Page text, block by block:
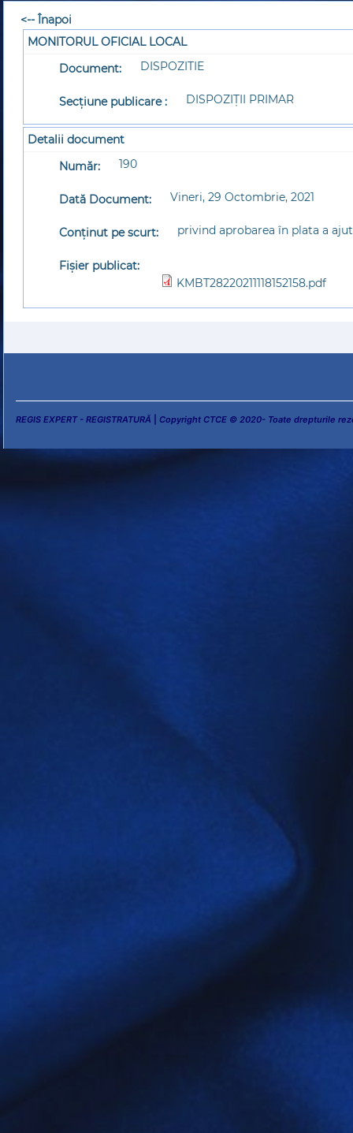
<-- Înapoi
MONITORUL OFICIAL LOCAL
Document:
DISPOZITIE
Secțiune publicare : DISPOZIȚII PRIMAR
Detalii document
Număr:
190
Dată Document: Vineri, 29 Octombrie, 2021
Conținut pe scurt: privind aprobarea în plata a
Fișier publicat:
KMBT28220211118152158.pdf
REGIS EXPERT - REGISTRATURĂ Copyright CTCE © 2020- Toate drepturile